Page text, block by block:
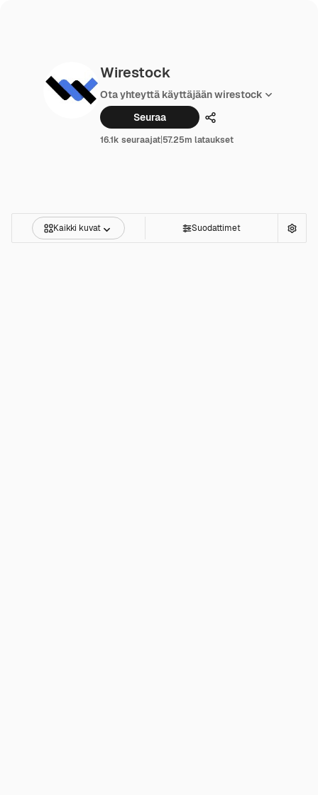
Wirestock
Ota yhteyttä käyttäjään wirestock
Seuraa
Jakaa
16.1k seuraajat|57.25m lataukset
Kaikki kuvat Suodattimet